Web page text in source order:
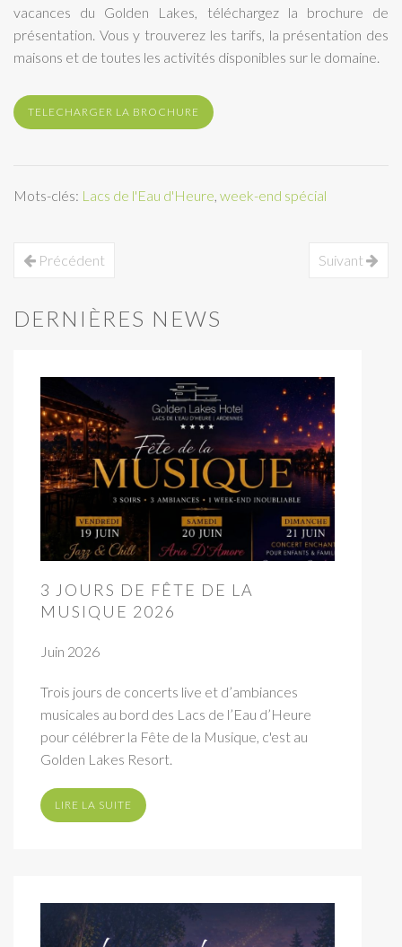
vacances du Golden Lakes, téléchargez la brochure de
présentation. Vous y trouverez les tarifs, la présentation des
maisons et de toutes les activités disponibles sur le domaine.
TELECHARGER LA BROCHURE
Mots-clés: Lacs de l'Eau d'Heure, week-end spécial
Précédent Suivant
DERNIÈRES NEWS
3 JOURS DE FÊTE DE LA
MUSIQUE 2026
Juin 2026
Trois jours de concerts live et d’ambiances
musicales au bord des Lacs de l’Eau d’Heure
pour célébrer la Fête de la Musique, c'est au
Golden Lakes Resort.
LIRE LA SUITE